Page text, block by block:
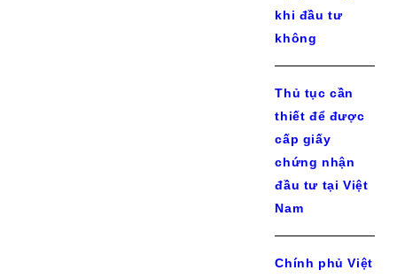
khi đầu tư
không
Thủ tục cần
thiết để được
cấp giấy
chứng nhận
đầu tư tại Việt
Nam
Chính phủ Việt